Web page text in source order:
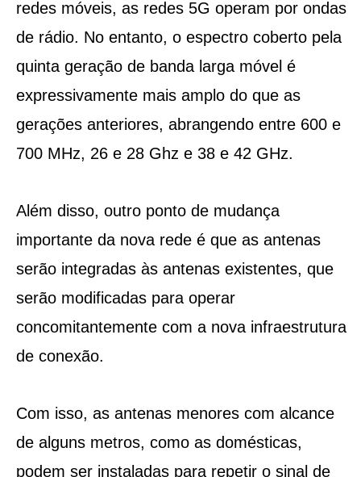
redes móveis, as redes 5G operam por ondas
de rádio. No entanto, o espectro coberto pela
quinta geração de banda larga móvel é
expressivamente mais amplo do que as
gerações anteriores, abrangendo entre 600 e
700 MHz, 26 e 28 Ghz e 38 e 42 GHz.
Além disso, outro ponto de mudança
importante da nova rede é que as antenas
serão integradas às antenas existentes, que
serão modificadas para operar
concomitantemente com a nova infraestrutura
de conexão.
Com isso, as antenas menores com alcance
de alguns metros, como as domésticas,
podem ser instaladas para repetir o sinal de